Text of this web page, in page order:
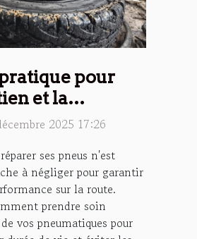
pour
et la
de vos pneus
2025 17:26
ses pneus n'est
à négliger pour garantir
sur la route.
prendre soin
vos pneumatiques pour